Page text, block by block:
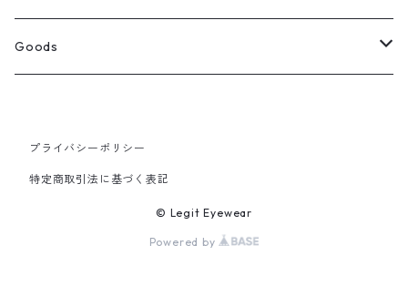
スクエア
ラウンド
Tee
Sewat
Ring
Silver
Bracelet
Goods
Cap
プライバシーポリシー
特定商取引法に基づく表記
© Legit Eyewear
Powered by